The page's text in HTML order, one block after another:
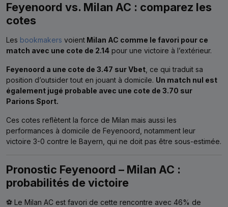
Feyenoord vs. Milan AC : comparez les
cotes
Les bookmakers voient Milan AC comme le favori pour ce
match avec une cote de 2.14 pour une victoire à l’extérieur.
Feyenoord a une cote de 3.47 sur Vbet , ce qui traduit sa
position d’outsider tout en jouant à domicile. Un match nul est
également jugé probable avec une cote de 3.70 sur
Parions Sport.
Ces cotes reflètent la force de Milan mais aussi les
performances à domicile de Feyenoord, notamment leur
victoire 3-0 contre le Bayern, qui ne doit pas être sous-estimée.
Pronostic Feyenoord – Milan AC :
probabilités de victoire
⚽ Le Milan AC est favori de cette rencontre avec 46% de